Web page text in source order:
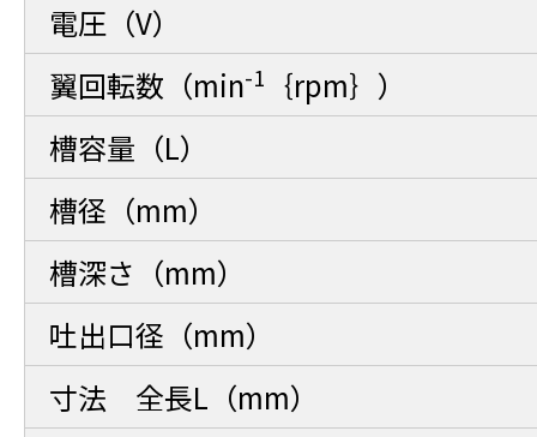
電圧（V）
翼回転数（min-1
｛rpm｝）
槽容量（L）
槽径（mm）
槽深さ（mm）
吐出口径（mm）
寸法 全長L（mm）